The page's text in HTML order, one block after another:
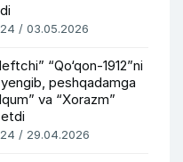
/ 03.05.2026
“Qo‘qon-1912”ni
peshqadamga
va “Xorazm”
/ 29.04.2026